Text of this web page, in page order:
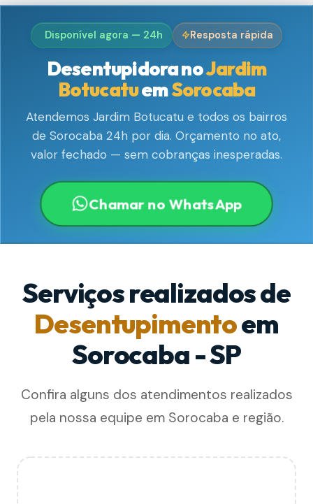
Disponível agora — 24h Resposta rápida
Desentupidora noJardim
BotucatuemSorocaba
Atendemos Jardim Botucatu e todos os bairros
de Sorocaba 24h por dia. Orçamento no ato,
valor fechado — sem cobranças inesperadas.
Chamar no WhatsApp
Serviços realizados de
Desentupimentoem
Sorocaba - SP
Confira alguns dos atendimentos realizados
pela nossa equipe em Sorocaba e região.